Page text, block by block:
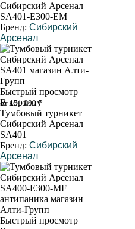
Сибирский Арсенал
SA401-Е300-ЕМ
Бренд: Сибирский
Арсенал
Быстрый просмотр
В корзину
от 151 000 ₽
Тумбовый турникет
Сибирский Арсенал
SA401
Бренд: Сибирский
Арсенал
Быстрый просмотр